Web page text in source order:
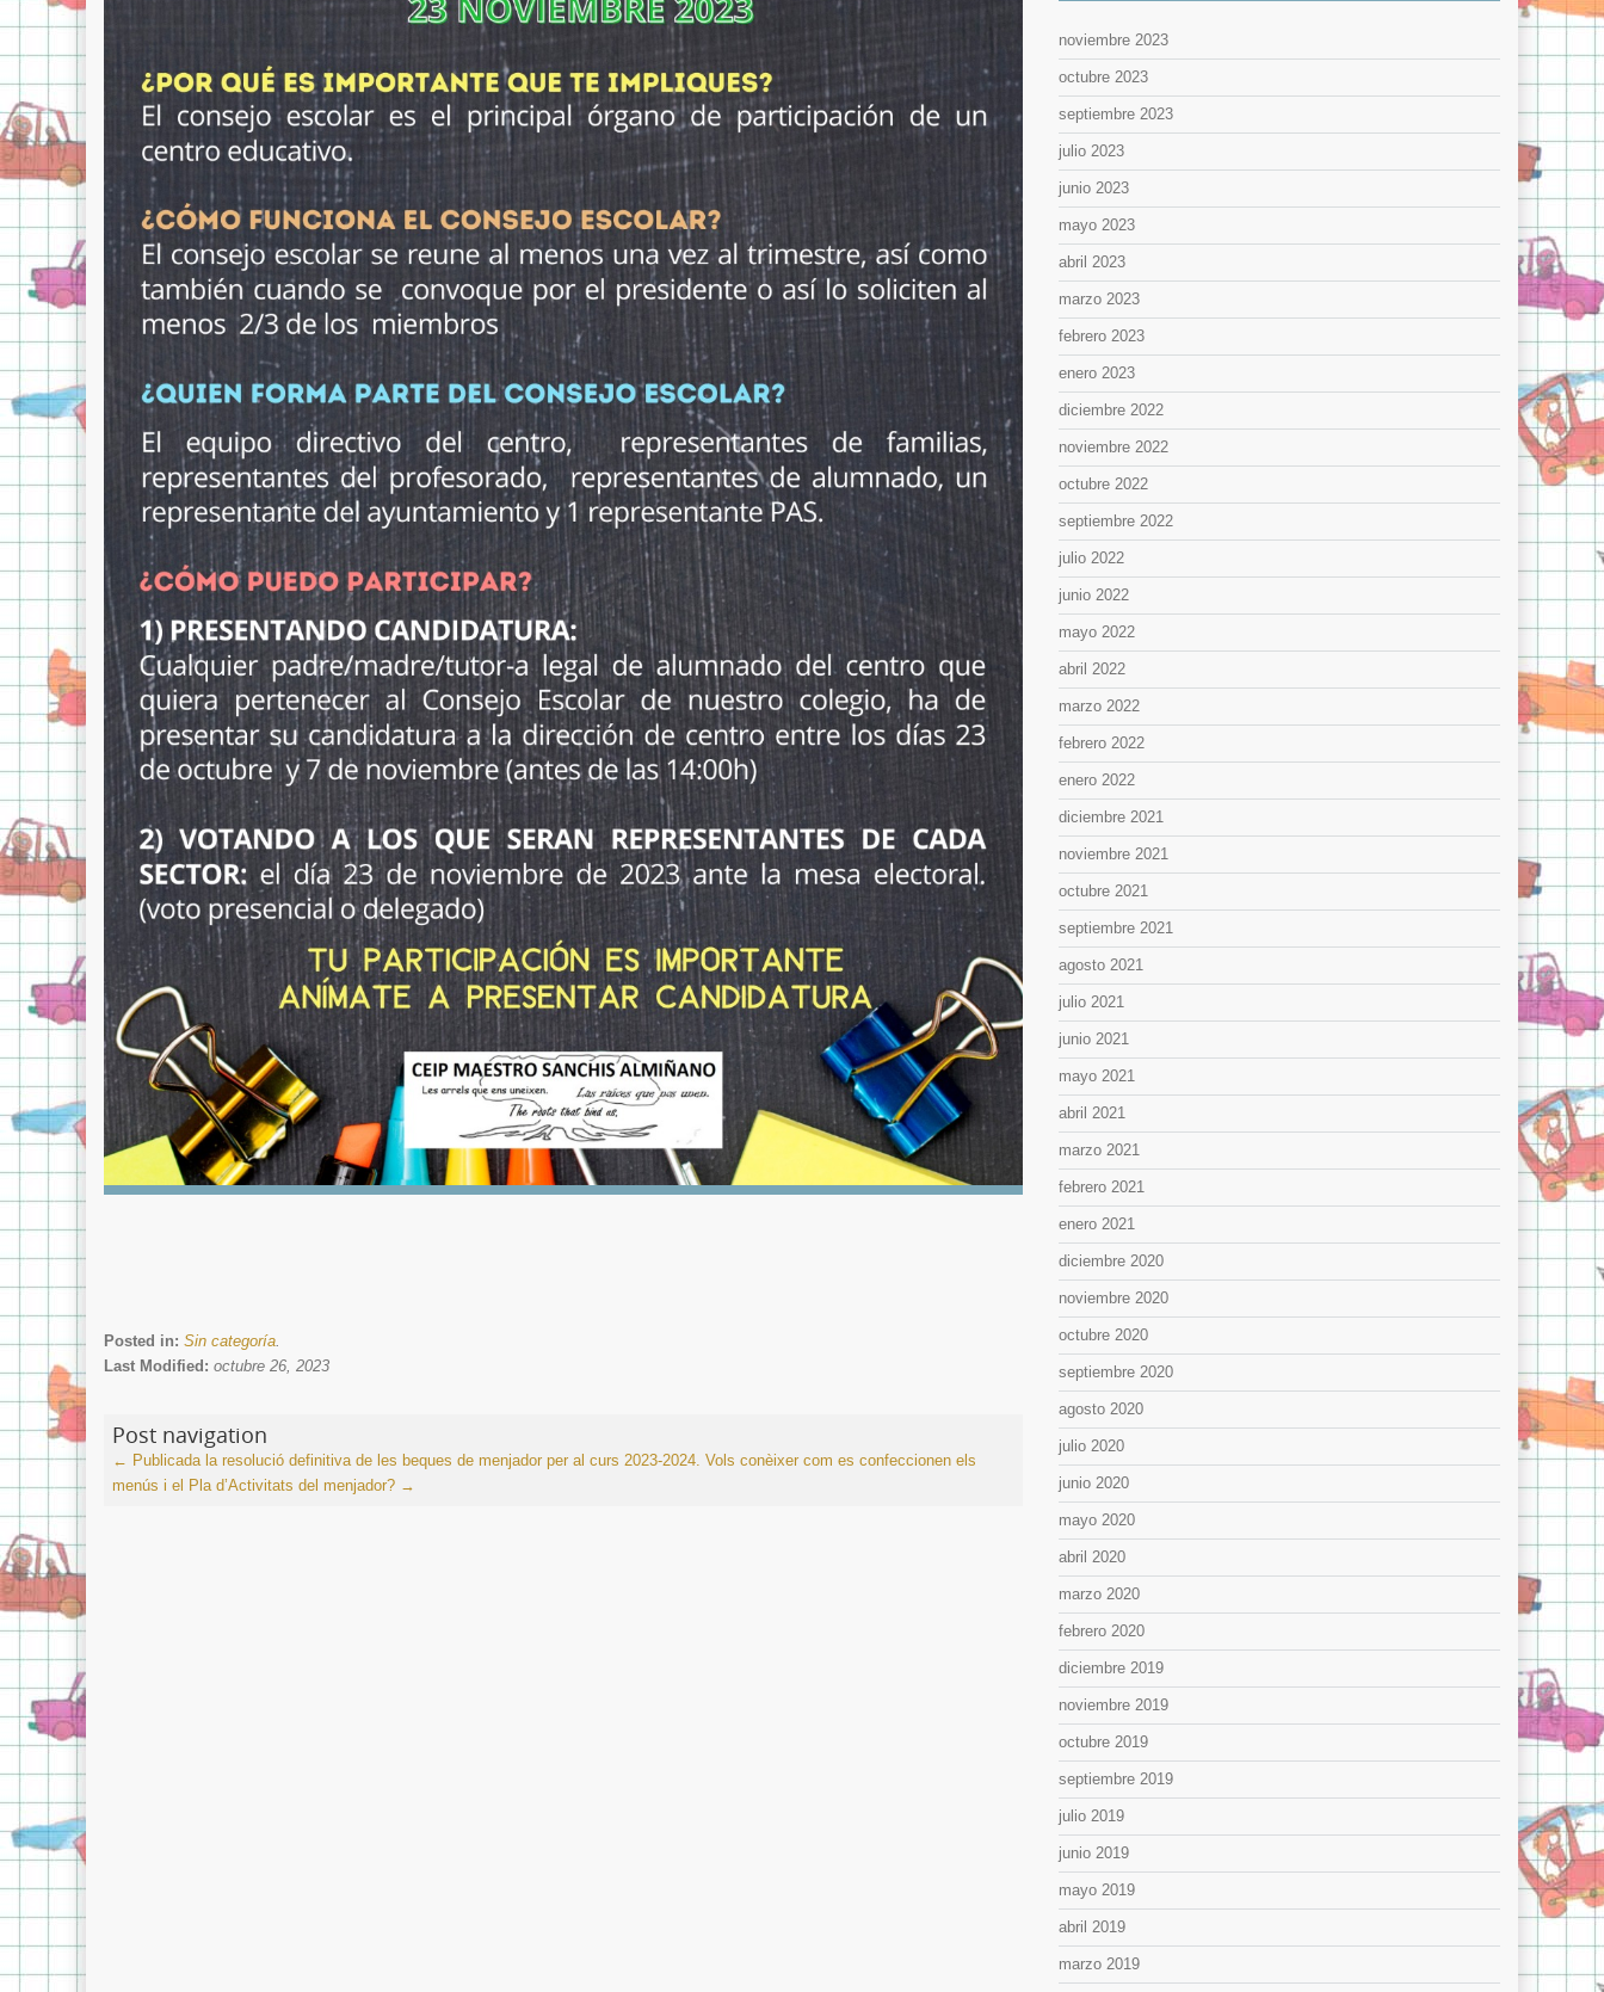
Posted in: Sin categoría
Last Modified: octubre 26, 2023
Post navigation
← Publicada la resolució definitiva de les beques de menjador per al curs 2023-2024. Vols conèixer com es confeccionen els
menús i el Pla d’Activitats del menjador? →
noviembre 2023
octubre 2023
septiembre 2023
julio 2023
junio 2023
mayo 2023
abril 2023
marzo 2023
febrero 2023
enero 2023
diciembre 2022
noviembre 2022
octubre 2022
septiembre 2022
julio 2022
junio 2022
mayo 2022
abril 2022
marzo 2022
febrero 2022
enero 2022
diciembre 2021
noviembre 2021
octubre 2021
septiembre 2021
agosto 2021
julio 2021
junio 2021
mayo 2021
abril 2021
marzo 2021
febrero 2021
enero 2021
diciembre 2020
noviembre 2020
octubre 2020
septiembre 2020
agosto 2020
julio 2020
junio 2020
mayo 2020
abril 2020
marzo 2020
febrero 2020
diciembre 2019
noviembre 2019
octubre 2019
septiembre 2019
julio 2019
junio 2019
mayo 2019
abril 2019
marzo 2019